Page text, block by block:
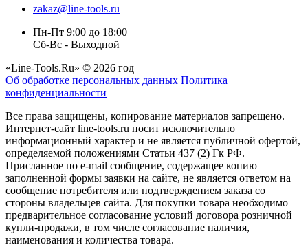
zakaz@line-tools.ru
Пн-Пт 9:00 до 18:00
Сб-Вс - Выходной
«Line-Tools.Ru» © 2026 год
Об обработке персональных данных Политика
конфиденциальности
Все права защищены, копирование материалов запрещено.
Интернет-сайт line-tools.ru носит исключительно
информационный характер и не является публичной офертой,
определяемой положениями Статьи 437 (2) Гк РФ.
Присланное по e-mail сообщение, содержащее копию
заполненной формы заявки на сайте, не является ответом на
сообщение потребителя или подтверждением заказа со
стороны владельцев сайта. Для покупки товара необходимо
предварительное согласование условий договора розничной
купли-продажи, в том числе согласование наличия,
наименования и количества товара.